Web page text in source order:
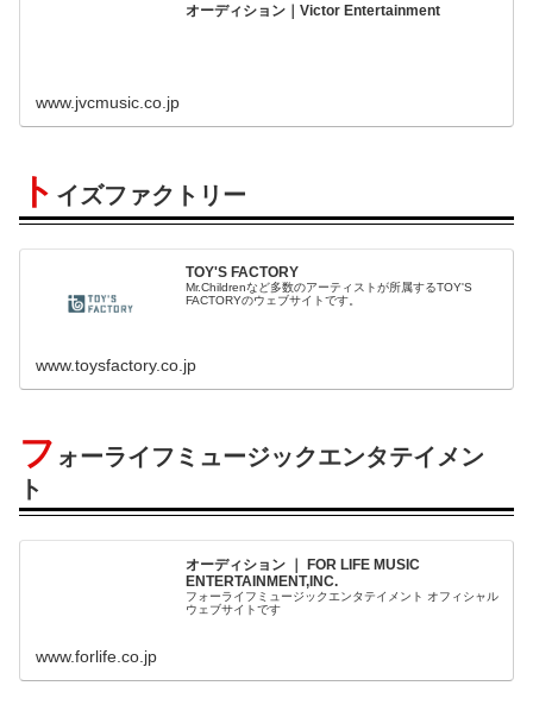
オーディション｜Victor Entertainment
www.jvcmusic.co.jp
ト イズファクトリー
TOY'S FACTORY
Mr.Childrenなど多数のアーティストが所属するTOY'S
FACTORYのウェブサイトです。
www.toysfactory.co.jp
フ ォーライフミュージックエンタテイメン
ト
オーディション ｜ FOR LIFE MUSIC
ENTERTAINMENT,INC.
フォーライフミュージックエンタテイメント オフィシャル
ウェブサイトです
www.forlife.co.jp